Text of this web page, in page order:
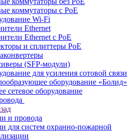
коммутаторы с PoE
Wi-Fi
Ethernet
Ethernet с PoE
и сплиттеры PoE
(SFP-модули)
для усиления сотовой связи
оборудование «Болид»
сетевое оборудование
и провода
для систем охранно-пожарной